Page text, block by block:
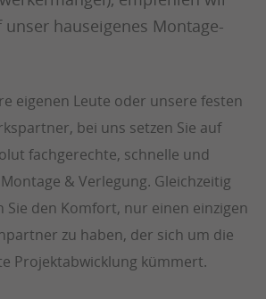
hauseigenes Montage-
eigenen Leute oder unsere festen
bei uns setzen Sie auf
fachgerechte, schnelle und
& Verlegung. Gleichzeitig
Sie den Komfort, nur einen einzigen
zu haben, der sich um die
Projektabwicklung kümmert.